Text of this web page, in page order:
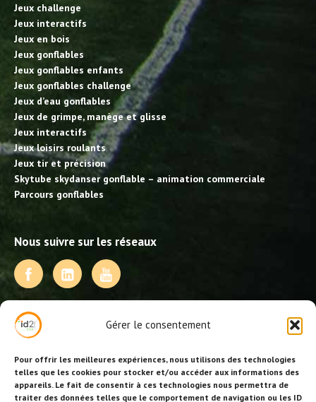
Gérer le consentement
Pour offrir les meilleures expériences, nous utilisons des technologies
telles que les cookies pour stocker et/ou accéder aux informations des
appareils. Le fait de consentir à ces technologies nous permettra de
traiter des données telles que le comportement de navigation ou les ID
Jeux challenge
Jeux interactifs
Jeux en bois
Jeux gonflables
Jeux gonflables enfants
Jeux gonflables challenge
Jeux d’eau gonflables
Jeux de grimpe, manège et glisse
Jeux interactifs
Jeux loisirs roulants
Jeux tir et précision
Skytube skydanser gonflable – animation commerciale
Parcours gonflables
Nous suivre sur les réseaux
NOS PRESTATIONS
Activités, jeux et animations BDE
Animations événementielles
Animations EVJF – EVJG
Animations hôtellerie